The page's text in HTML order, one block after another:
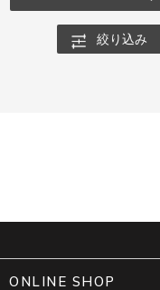
絞り込み
ONLINE SHOP